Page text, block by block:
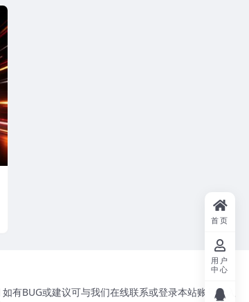
如有BUG或建议可与我们在线联系或登录本站账号进入
首页
用户
中心